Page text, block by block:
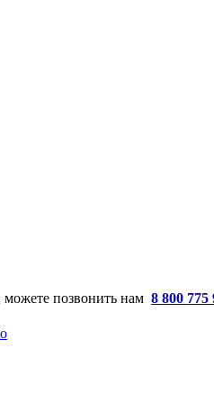
можете позвонить нам 8 800 775